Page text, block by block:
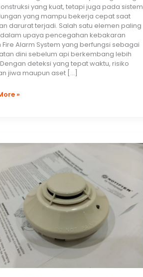
yang kuat, tetapi juga pada sistem
yang mampu bekerja cepat saat
darurat terjadi. Salah satu elemen paling
upaya pencegahan kebakaran
Alarm System yang berfungsi sebagai
dini sebelum api berkembang lebih
deteksi yang tepat waktu, risiko
jiwa maupun aset […]
»